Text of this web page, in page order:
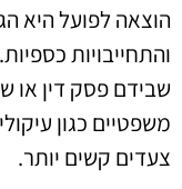
הוצאה לפועל היא
והתחייבויות
שבידם פסק דין או
משפטיים כגון
צעדים קשים יותר.